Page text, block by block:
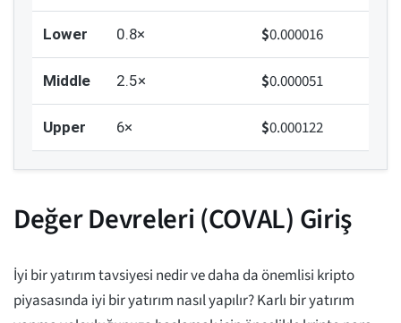
Lower 0.8× $0.000016
Middle 2.5× $0.000051
Upper 6× $0.000122
Değer Devreleri (COVAL) Giriş
İyi bir yatırım tavsiyesi nedir ve daha da önemlisi kripto
piyasasında iyi bir yatırım nasıl yapılır? Karlı bir yatırım